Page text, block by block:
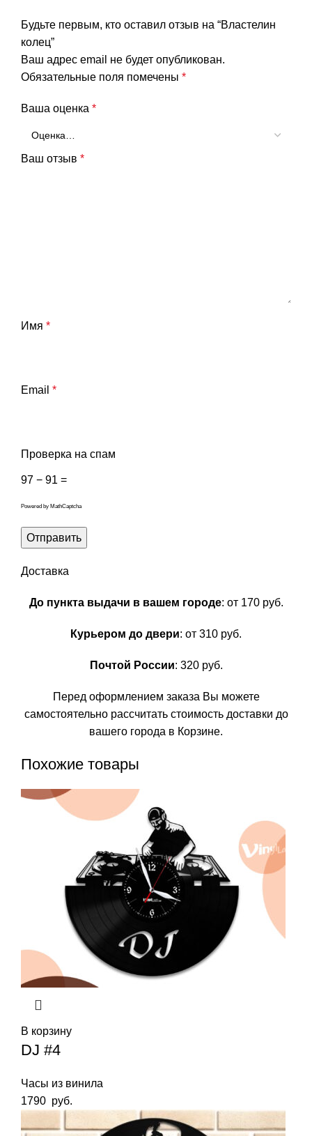
Будьте первым, кто оставил отзыв на “Властелин
колец”
Ваш адрес email не будет опубликован.
Обязательные поля помечены *
Ваша оценка *
Ваш отзыв *
Имя *
Email *
Проверка на спам
97 − 91 =
Powered by MathCaptcha
Доставка
До пункта выдачи в вашем городе: от 170 руб.
Курьером до двери: от 310 руб.
Почтой России: 320 руб.
Перед оформлением заказа Вы можете
самостоятельно рассчитать стоимость доставки до
вашего города в Корзине.
Похожие товары
В корзину
DJ #4
Часы из винила
1790 руб.